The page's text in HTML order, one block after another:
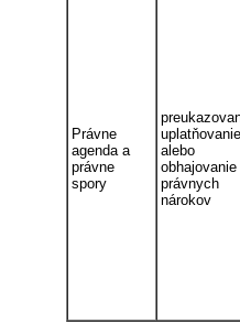
Právne
agenda a
právne
spory
uplatňovanie
alebo
obhajovanie
právnych
nárokov